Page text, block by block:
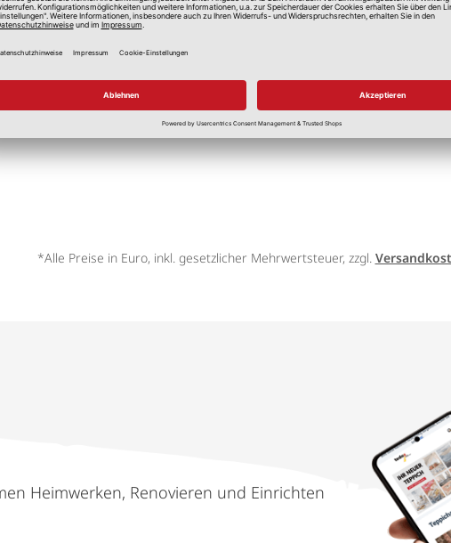
*Alle Preise in Euro, inkl. gesetzlicher Mehrwertsteuer, zzgl.
Heimwerken, Renovieren und Einrichten